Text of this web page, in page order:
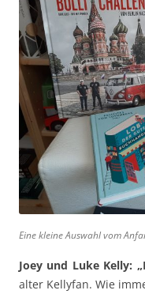
Eine kleine Auswahl vom
Joey und Luke Kelly:
alter Kellyfan. Wie